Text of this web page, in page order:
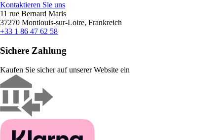
Kontaktieren Sie uns
11 rue Bernard Maris
37270 Montlouis-sur-Loire, Frankreich
+33 1 86 47 62 58
Sichere Zahlung
Kaufen Sie sicher auf unserer Website ein